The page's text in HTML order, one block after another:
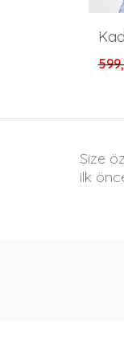
Size
ilk